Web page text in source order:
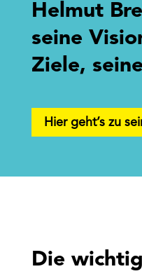
Helmut
seine
Ziele,
Hier geht’s zu
Die